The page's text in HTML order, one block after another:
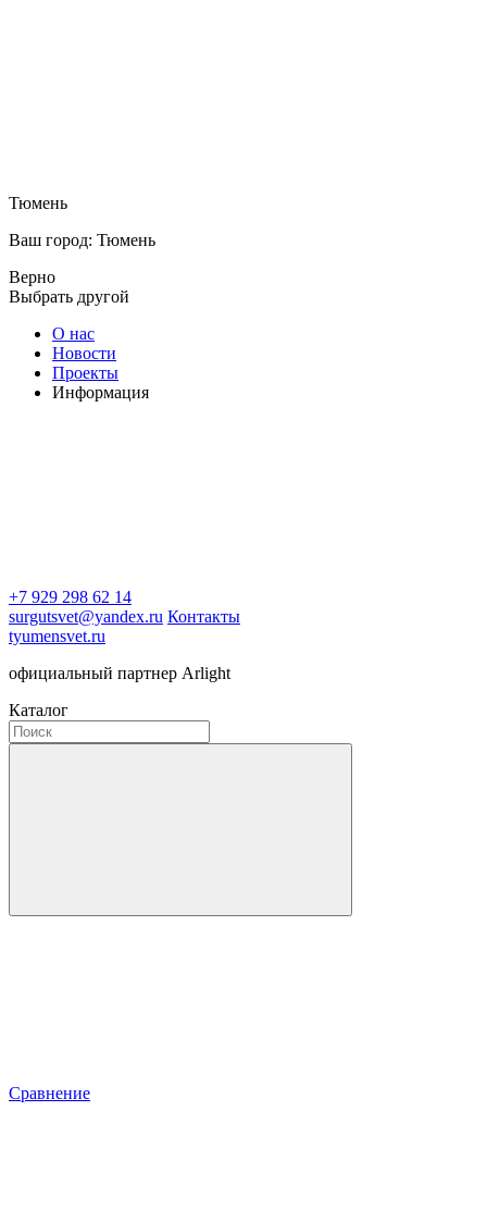
Тюмень
Ваш город: Тюмень
Верно
Выбрать другой
О нас
Новости
Проекты
Информация
+7 929 298 62 14
surgutsvet@yandex.ru Контакты
tyumensvet.ru
официальный партнер Arlight
Каталог
Сравнение